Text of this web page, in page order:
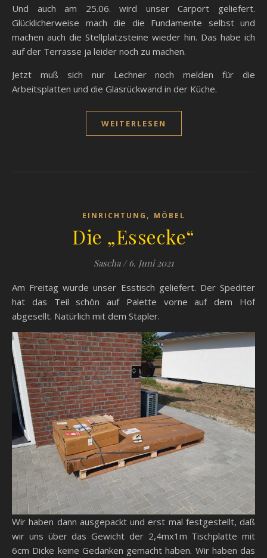
Und auch am 25.06. wird unser Carport geliefert.
Glücklicherweise mach die die Fundamente selbst und
machen auch die Stellplatzsteine wieder hin. Das habe ich
auf der Terrasse ja leider noch zu machen.
Jetzt muß sich nur Lechner noch melden für die
Arbeitsplatten und die Glasrückwand in der Küche.
WEITERLESEN
EINRICHTUNG , MÖBEL
Die „Essecke“
Sascha / 6. Juni 2021
Am Freitag wurde unser Esstisch geliefert. Der Spediter
hat das Teil schön auf Palette vorne auf dem Hof
abgesellt. Natürlich mit dem Stapler.
Wir haben dann ausgepackt und erst mal festgestellt, daß
wir uns über das Gewicht der 2,4mx1m Tischplatte mit
6cm Dicke keine Gedanken gemacht haben. Wir haben das